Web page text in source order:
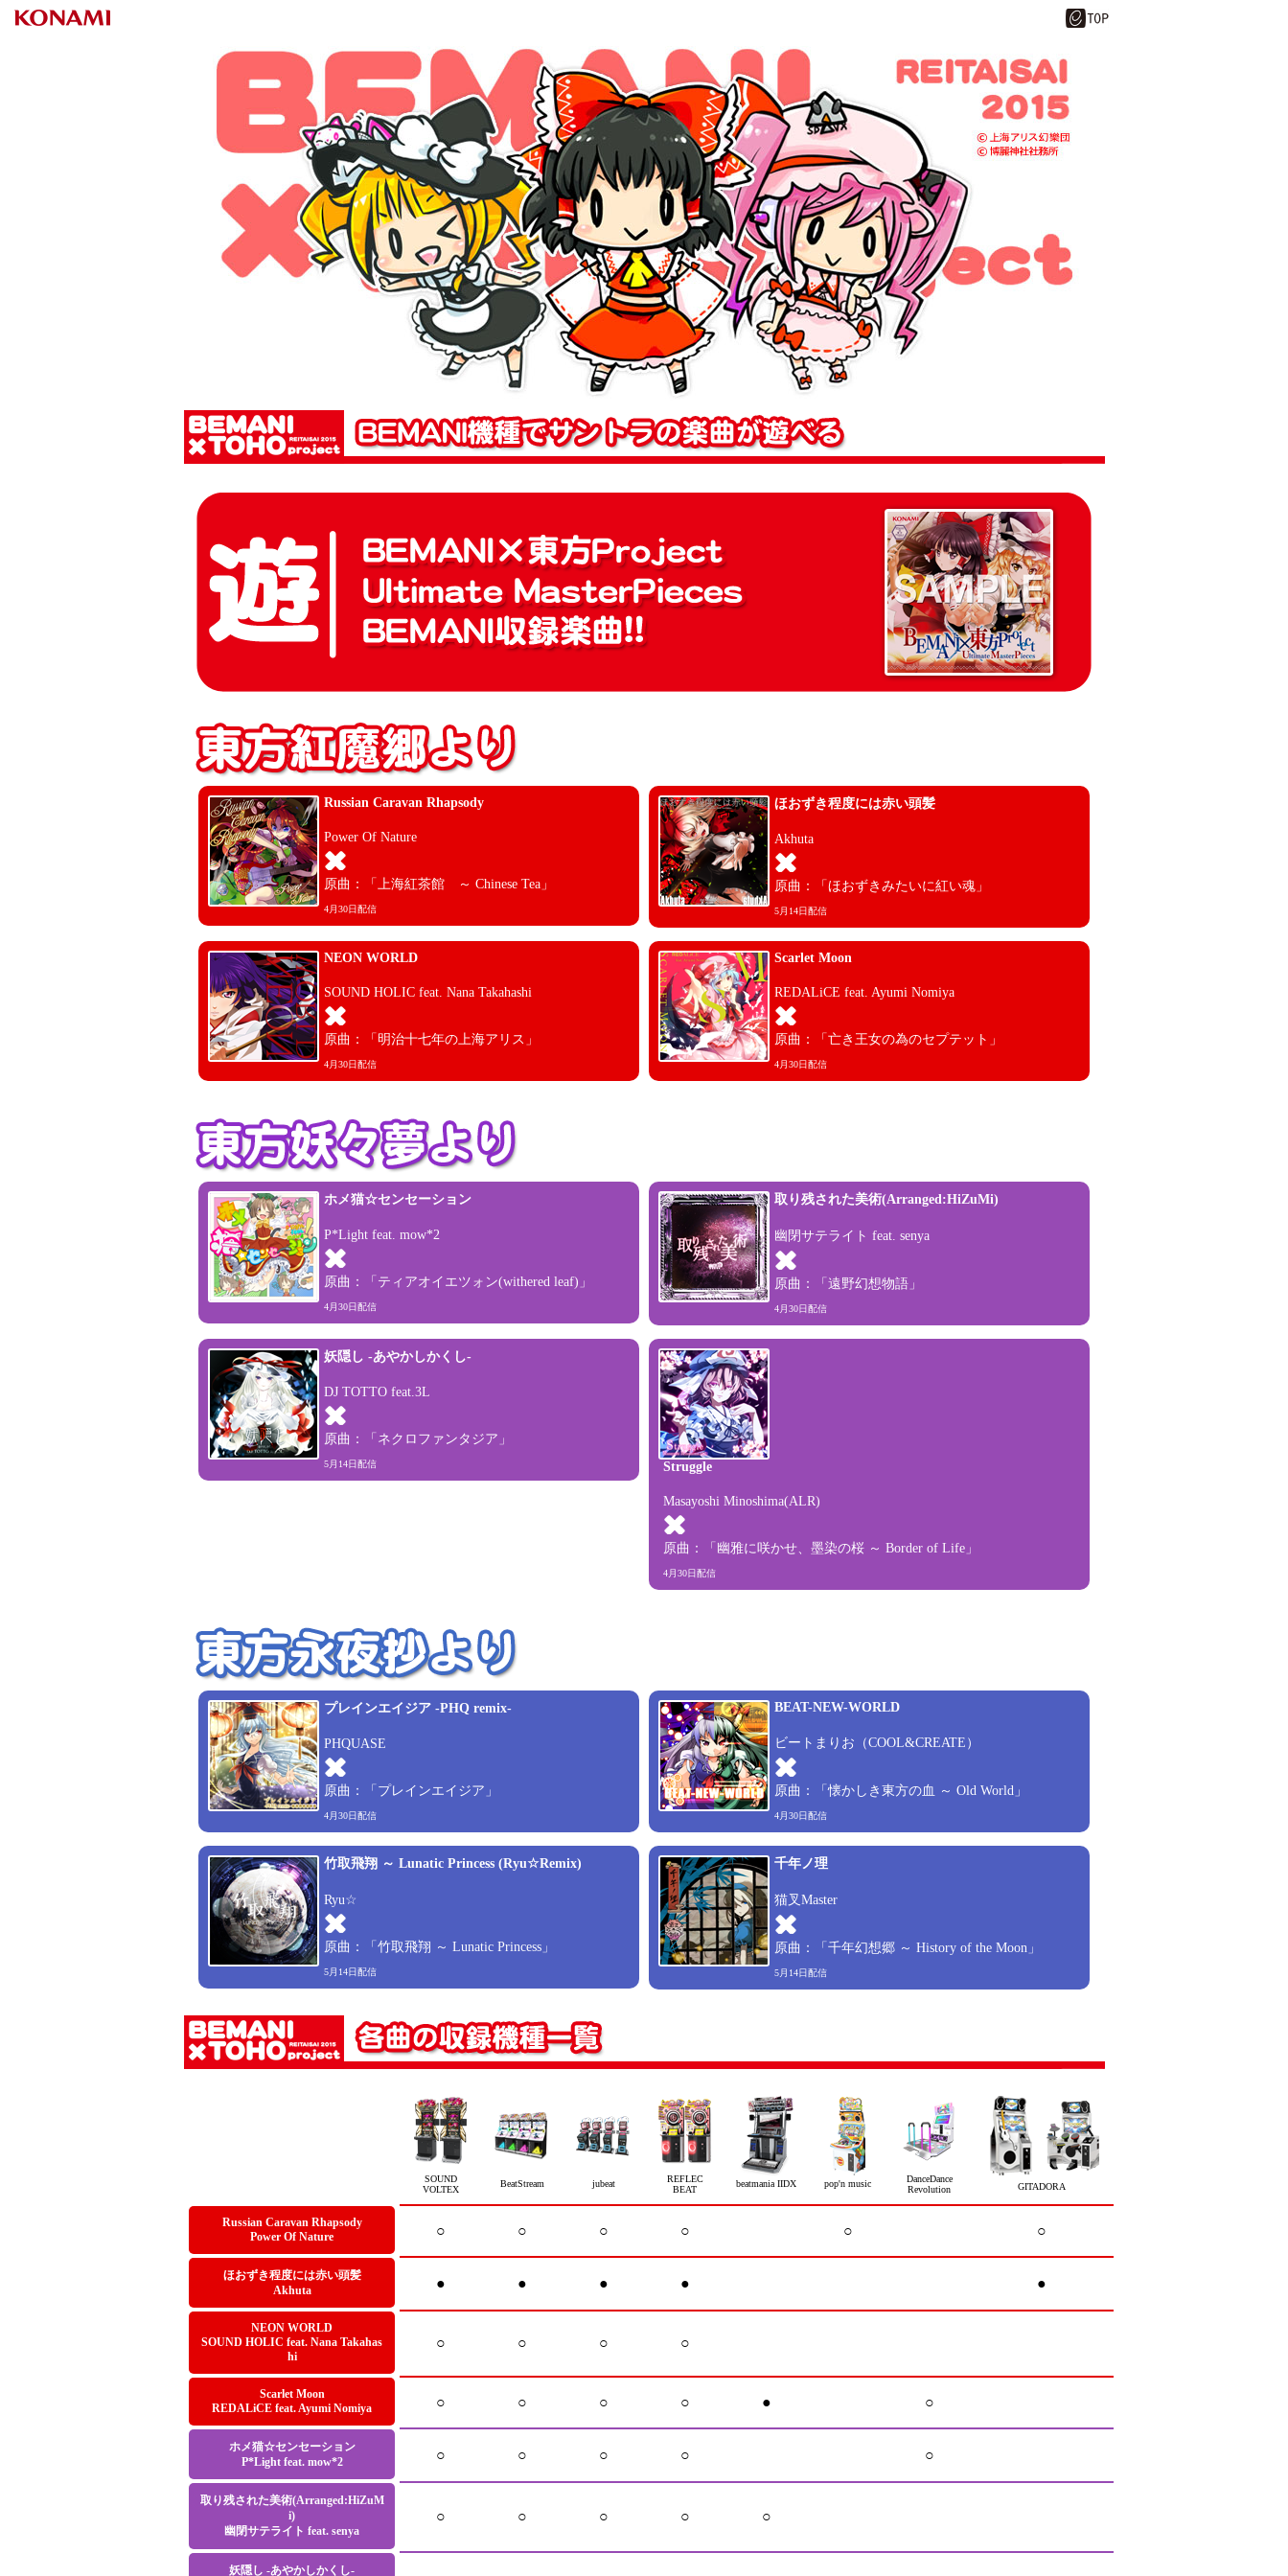
BEMANI×TOHO REITAISAI 2015 project
Russian Caravan Rhapsody
Power Of Nature
原曲：「上海紅茶館 ～ Chinese Tea」
4月30日配信
ほおずき程度には赤い頭髪
Akhuta
原曲：「ほおずきみたいに紅い魂」
5月14日配信
NEON WORLD
SOUND HOLIC feat. Nana Takahashi
原曲：「明治十七年の上海アリス」
4月30日配信
Scarlet Moon
REDALiCE feat. Ayumi Nomiya
原曲：「亡き王女の為のセプテット」
4月30日配信
ホメ猫☆センセーション
P*Light feat. mow*2
原曲：「ティアオイエツォン(withered leaf)」
4月30日配信
取り残された美術(Arranged:HiZuMi)
幽閉サテライト feat. senya
原曲：「遠野幻想物語」
4月30日配信
妖隠し -あやかしかくし-
DJ TOTTO feat.3L
原曲：「ネクロファンタジア」
5月14日配信 Struggle
Masayoshi Minoshima(ALR)
原曲：「幽雅に咲かせ、墨染の桜 ～ Border of Life」
4月30日配信
プレインエイジア -PHQ remix-
PHQUASE
原曲：「プレインエイジア」
4月30日配信
BEAT-NEW-WORLD
ビートまりお（COOL&CREATE）
原曲：「懐かしき東方の血 ～ Old World」
4月30日配信
竹取飛翔 ～ Lunatic Princess (Ryu☆Remix)
Ryu☆
原曲：「竹取飛翔 ～ Lunatic Princess」
5月14日配信
千年ノ理
猫叉Master
原曲：「千年幻想郷 ～ History of the Moon」
5月14日配信
SOUND
VOLTEX
BeatStream jubeat
REFLEC
BEAT
beatmania IIDX pop'n music
DanceDance
Revolution
GITADORA
Russian Caravan Rhapsody
Power Of Nature
○ ○ ○ ○ ○ ○
ほおずき程度には赤い頭髪
Akhuta
● ● ● ● ●
NEON WORLD
SOUND HOLIC feat. Nana Takahas
hi
○ ○ ○ ○
Scarlet Moon
REDALiCE feat. Ayumi Nomiya
○ ○ ○ ○ ● ○
ホメ猫☆センセーション
P*Light feat. mow*2
○ ○ ○ ○ ○
取り残された美術(Arranged:HiZuM
i)
幽閉サテライト feat. senya
○ ○ ○ ○ ○
妖隠し -あやかしかくし-